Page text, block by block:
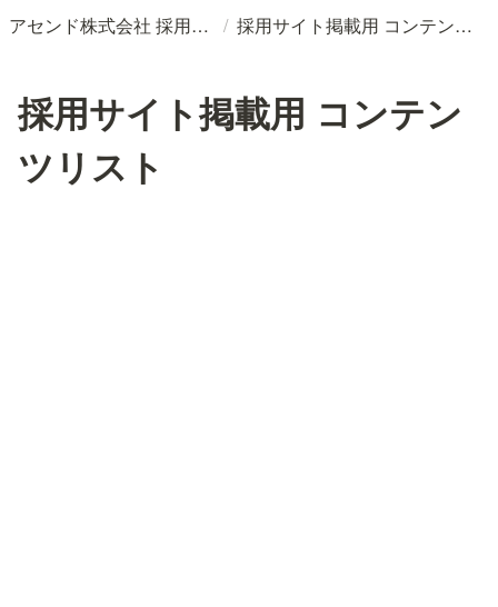
アセンド株式会社 採用情報 / 採用サイト掲載用 コンテンツリスト
採用サイト掲載用 コンテン
ツリスト